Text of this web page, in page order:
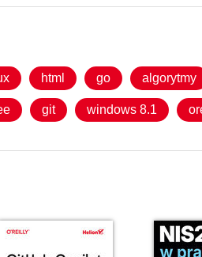
html go algorytmy
git windows 8.1